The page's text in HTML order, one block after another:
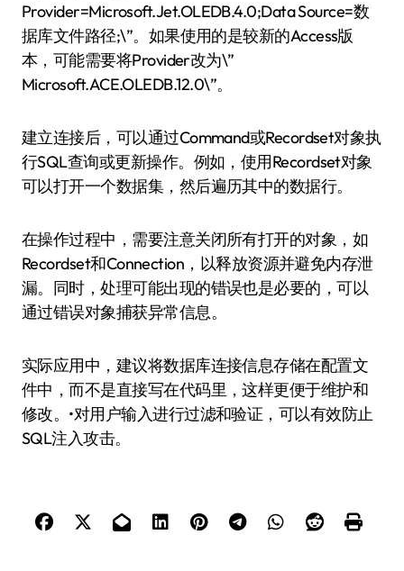
Provider=Microsoft.Jet.OLEDB.4.0;Data Source=数
据库文件路径;\”。如果使用的是较新的Access版
本，可能需要将Provider改为\”
Microsoft.ACE.OLEDB.12.0\”。
建立连接后，可以通过Command或Recordset对象执
行SQL查询或更新操作。例如，使用Recordset对象
可以打开一个数据集，然后遍历其中的数据行。
在操作过程中，需要注意关闭所有打开的对象，如
Recordset和Connection，以释放资源并避免内存泄
漏。同时，处理可能出现的错误也是必要的，可以
通过错误对象捕获异常信息。
实际应用中，建议将数据库连接信息存储在配置文
件中，而不是直接写在代码里，这样更便于维护和
修改。•对用户输入进行过滤和验证，可以有效防止
SQL注入攻击。